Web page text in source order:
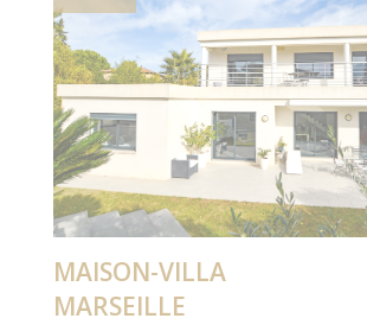
MAISON-VILLA
MARSEILLE